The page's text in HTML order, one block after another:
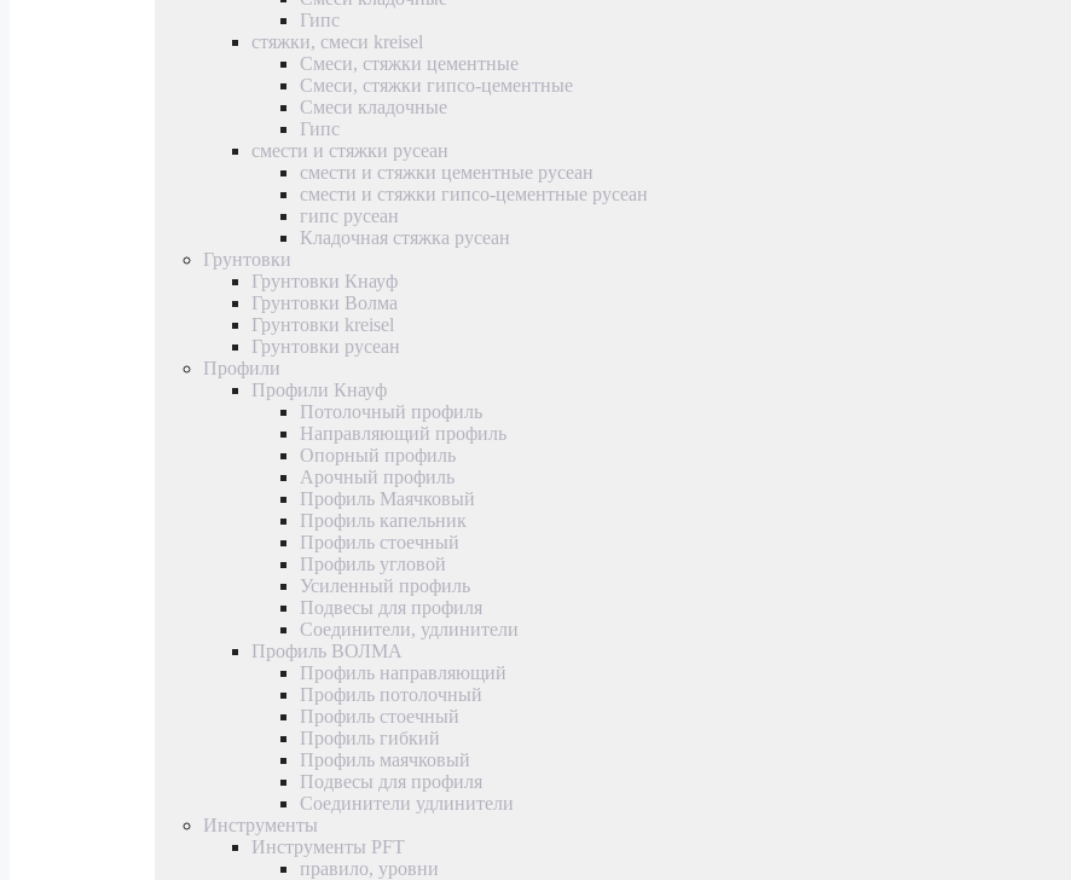
Гипс
стяжки, смеси kreisel
Смеси, стяжки цементные
Смеси, стяжки гипсо-цементные
Смеси кладочные
Гипс
смести и стяжки русеан
смести и стяжки цементные русеан
смести и стяжки гипсо-цементные русеан
гипс русеан
Кладочная стяжка русеан
Грунтовки
Грунтовки Кнауф
Грунтовки Волма
Грунтовки kreisel
Грунтовки русеан
Профили
Профили Кнауф
Потолочный профиль
Направляющий профиль
Опорный профиль
Арочный профиль
Профиль Маячковый
Профиль капельник
Профиль стоечный
Профиль угловой
Усиленный профиль
Подвесы для профиля
Соединители, удлинители
Профиль ВОЛМА
Профиль направляющий
Профиль потолочный
Профиль стоечный
Профиль гибкий
Профиль маячковый
Подвесы для профиля
Соединители удлинители
Инструменты
Инструменты PFT
правило, уровни